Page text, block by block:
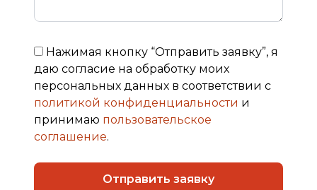
Нажимая кнопку “Отправить заявку”, я
даю согласие на обработку моих
персональных данных в соответствии с
политикой конфиденциальности и
принимаю пользовательское
соглашение.
Отправить заявку